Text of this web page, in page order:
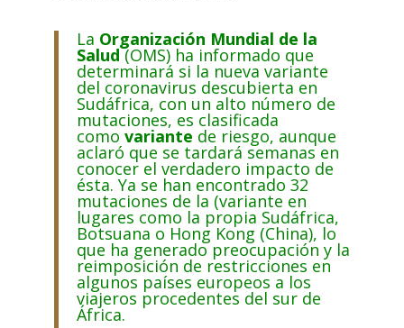
La Organización Mundial de la
Salud(OMS) ha informado que
determinará si la nueva variante
del coronavirus descubierta en
Sudáfrica, con un alto número de
mutaciones, es clasificada
como variante de riesgo, aunque
aclaró que se tardará semanas en
conocer el verdadero impacto de
ésta. Ya se han encontrado 32
mutaciones de la (variante en
lugares como la propia Sudáfrica,
Botsuana o Hong Kong (China), lo
que ha generado preocupación y la
reimposición de restricciones en
algunos países europeos a los
viajeros procedentes del sur de
África.